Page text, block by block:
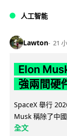
人工智能
Lawton 21
Elon
強兩間硬
SpaceX 舉行
Musk 稱除了中
全文